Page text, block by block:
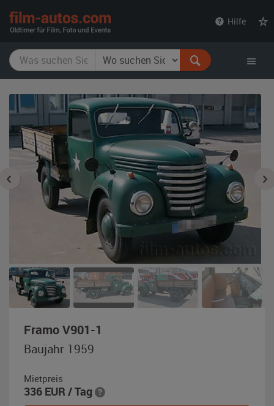
Hilfe
Framo V901-1
(matt)
Baujahr 1959
Mietpreis
336 EUR / Tag